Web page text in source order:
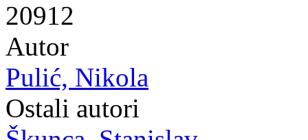
20912
Autor
Pulić, Nikola
Ostali autori